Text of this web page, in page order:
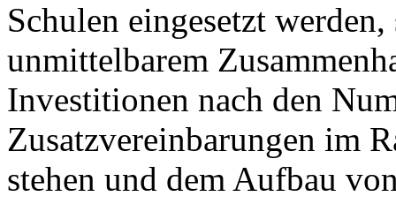
Schulen eingesetzt
unmittelbarem
Investitionen nach den
Zusatzvereinbarungen im
stehen und dem Aufbau